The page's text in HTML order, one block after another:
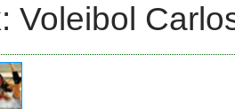
Voleibol